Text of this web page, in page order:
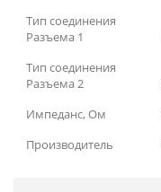
Тип соединения
Разъема 1
Тип соединения
Разъема 2
Импеданс, Ом
Производитель